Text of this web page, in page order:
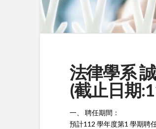
法律學系
(截止日期
一、 聘任期間：
預計112 學年度第1 學期聘任